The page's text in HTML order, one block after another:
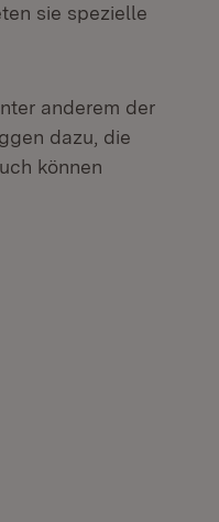
sie spezielle
anderem der
dazu, die
können